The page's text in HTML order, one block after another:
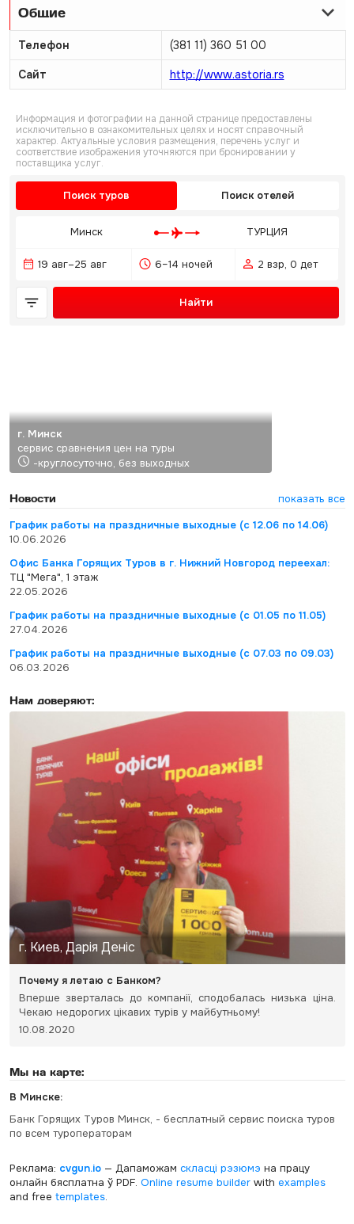
Общие
Телефон (381 11) 360 51 00
Сайт http://www.astoria.rs
Информация и фотографии на данной странице предоставлены
исключительно в ознакомительных целях и носят справочный
характер. Актуальные условия размещения, перечень услуг и
соответствие изображения уточняются при бронировании у
поставщика услуг.
Поиск туров Поиск отелей
Минск ТУРЦИЯ
19 авг–25 авг 6–14 ночей 2 взр, 0 дет
Найти
г. Минск
сервис сравнения цен на туры
-круглосуточно, без выходных
Новости
показать все
График работы на праздничные выходные (с 12.06 по 14.06)
10.06.2026
Офис Банка Горящих Туров в г. Нижний Новгород переехал:
ТЦ "Мега", 1 этаж
22.05.2026
График работы на праздничные выходные (с 01.05 по 11.05)
27.04.2026
График работы на праздничные выходные (с 07.03 по 09.03)
06.03.2026
Нам доверяют:
г. Киев, Дарія Деніс
Почему я летаю с Банком?
Вперше зверталась до компанії, сподобалась низька ціна.
Чекаю недорогих цікавих турів у майбутньому!
10.08.2020
Мы на карте:
В Минске:
Банк Горящих Туров Минск, - бесплатный сервис поиска туров
по всем туроператорам
Реклама: cvgun.io— Дапаможам скласці рэзюмэ на працу
онлайн бясплатна ў PDF. Online resume builderwith examples
and free templates.